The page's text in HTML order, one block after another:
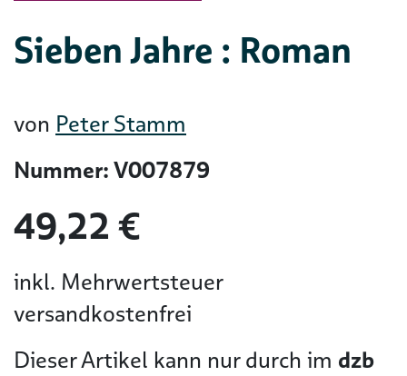
Sieben Jahre : Roman
von Peter Stamm
Nummer: V007879
49,22 €
inkl. Mehrwertsteuer
versandkostenfrei
Dieser Artikel kann nur durch im dzb